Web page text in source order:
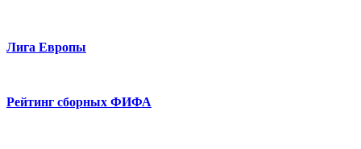
Лига Европы
Рейтинг сборных ФИФА